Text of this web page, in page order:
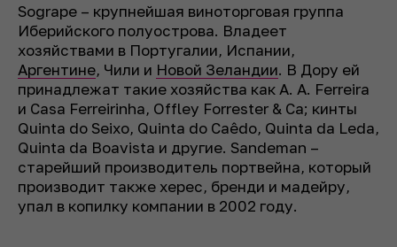
Sogrape – крупнейшая виноторговая группа
Иберийского полуострова. Владеет
хозяйствами в Португалии, Испании,
Аргентине, Чили и Новой Зеландии. В Дору ей
принадлежат такие хозяйства как A. A. Ferreira
и Casa Ferreirinha, Offley Forrester & Ca; кинты
Quinta do Seixo, Quinta do Caêdo, Quinta da Leda,
Quinta da Boavista и другие. Sandeman –
старейший производитель портвейна, который
производит также херес, бренди и мадейру,
упал в копилку компании в 2002 году.